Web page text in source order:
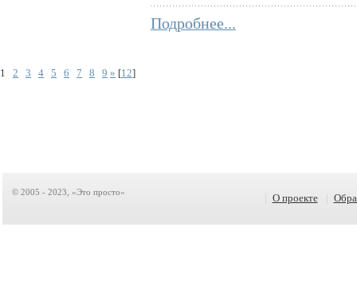
Подробнее...
1 2 3 4 5 6 7 8 9 » [12]
© 2005 - 2023, «Это просто» О проекте